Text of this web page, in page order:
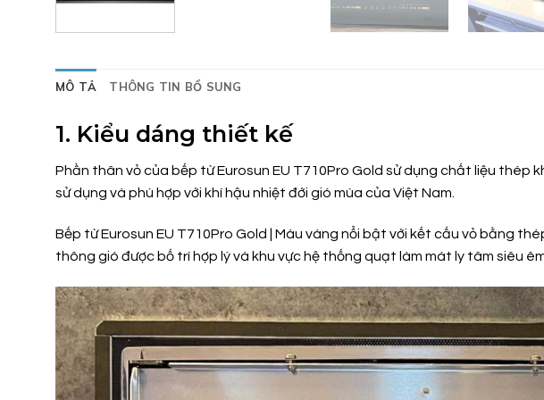
MÔ TẢ THÔNG TIN BỔ SUNG
1. Kiểu dáng thiết kế
Phần thân vỏ của bếp từ Eurosun EU T710Pro Gold sử dụng chất liệu
sử dụng và phù hợp với khí hậu nhiệt đới gió mùa của Việt Nam.
Bếp từ Eurosun EU T710Pro Gold | Màu vàng nổi bật với kết cấu vỏ bằng
thông gió được bố trí hợp lý và khu vực hệ thống quạt làm mát ly tâm siêu